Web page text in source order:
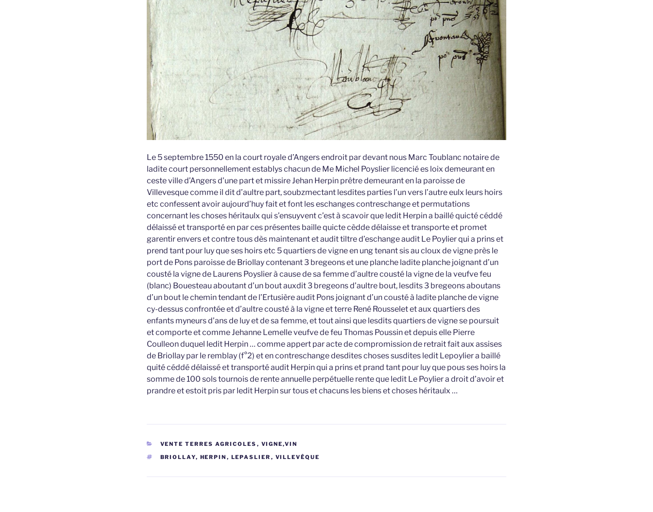
Le 5 septembre 1550 en la court royale d’Angers endroit par devant nous Marc Toublanc notaire de
ladite court personnellement establys chacun de Me Michel Poyslier licencié es loix demeurant en
ceste ville d’Angers d’une part et missire Jehan Herpin prêtre demeurant en la paroisse de
Villevesque comme il dit d’aultre part, soubzmectant lesdites parties l’un vers l’autre eulx leurs hoirs
etc confessent avoir aujourd’huy fait et font les eschanges contreschange et permutations
concernant les choses héritaulx qui s’ensuyvent c’est à scavoir que ledit Herpin a baillé quicté céddé
délaissé et transporté en par ces présentes baille quicte cèdde délaisse et transporte et promet
garentir envers et contre tous dès maintenant et audit tiltre d’eschange audit Le Poylier qui a prins et
prend tant pour luy que ses hoirs etc 5 quartiers de vigne en ung tenant sis au cloux de vigne près le
port de Pons paroisse de Briollay contenant 3 bregeons et une planche ladite planche joignant d’un
cousté la vigne de Laurens Poyslier à cause de sa femme d’aultre cousté la vigne de la veufve feu
(blanc) Bouesteau aboutant d’un bout auxdit 3 bregeons d’aultre bout, lesdits 3 bregeons aboutans
d’un bout le chemin tendant de l’Ertusière audit Pons joignant d’un cousté à ladite planche de vigne
cy-dessus confrontée et d’aultre cousté à la vigne et terre René Rousselet et aux quartiers des
enfants myneurs d’ans de luy et de sa femme, et tout ainsi que lesdits quartiers de vigne se poursuit
et comporte et comme Jehanne Lemelle veufve de feu Thomas Poussin et depuis elle Pierre
Coulleon duquel ledit Herpin … comme appert par acte de compromission de retrait fait aux assises
de Briollay par le remblay (f°2) et en contreschange desdites choses susdites ledit Lepoylier a baillé
quité céddé délaissé et transporté audit Herpin qui a prins et prand tant pour luy que pous ses hoirs la
somme de 100 sols tournois de rente annuelle perpétuelle rente que ledit Le Poylier a droit d’avoir et
prandre et estoit pris par ledit Herpin sur tous et chacuns les biens et choses héritaulx …
CATÉGORIES
VENTE TERRES AGRICOLES , VIGNE,VIN
ÉTIQUETTES
BRIOLLAY, HERPIN , LEPASLIER , VILLEVÊQUE